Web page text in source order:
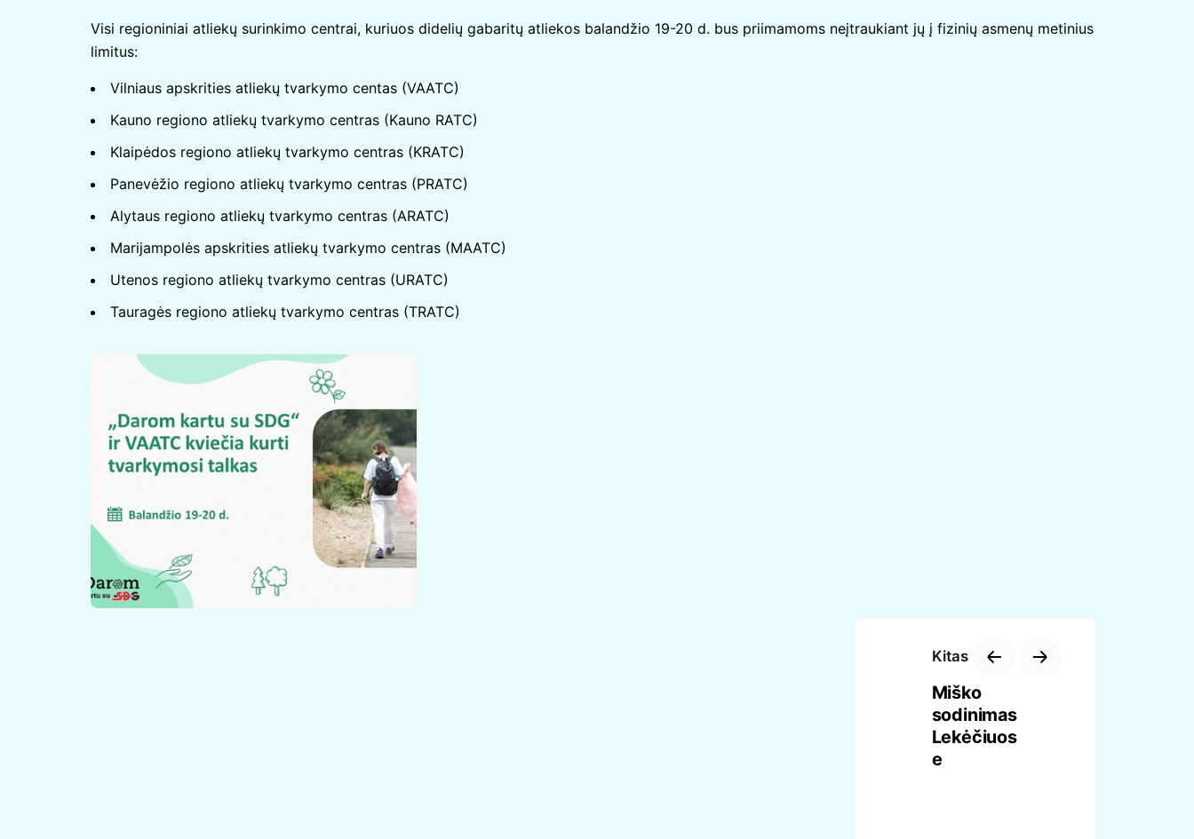
Visi regioniniai atliekų surinkimo centrai, kuriuos didelių gabaritų atliekos balandžio 19-20 d. bus priimamoms neįtraukiant jų į fizinių asmenų metinius
limitus:
Vilniaus apskrities atliekų tvarkymo centas (VAATC)
Kauno regiono atliekų tvarkymo centras (Kauno RATC)
Klaipėdos regiono atliekų tvarkymo centras (KRATC)
Panevėžio regiono atliekų tvarkymo centras (PRATC)
Alytaus regiono atliekų tvarkymo centras (ARATC)
Marijampolės apskrities atliekų tvarkymo centras (MAATC)
Utenos regiono atliekų tvarkymo centras (URATC)
Tauragės regiono atliekų tvarkymo centras (TRATC)
Kitas
Miško
sodinimas
Lekėčiuos
e